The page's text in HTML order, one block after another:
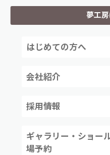
夢工
はじめての方へ
会社紹介
採用情報
ギャラリー・ショー
場予約